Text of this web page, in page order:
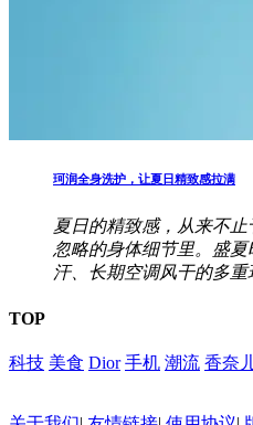
珂润全身洗护，让夏日精致感拉满
夏日的精致感，从来不
忽略的身体细节里。盛
汗、长期空调风干的多重
TOP
科技 美食 Dior 手机 潮流 香奈